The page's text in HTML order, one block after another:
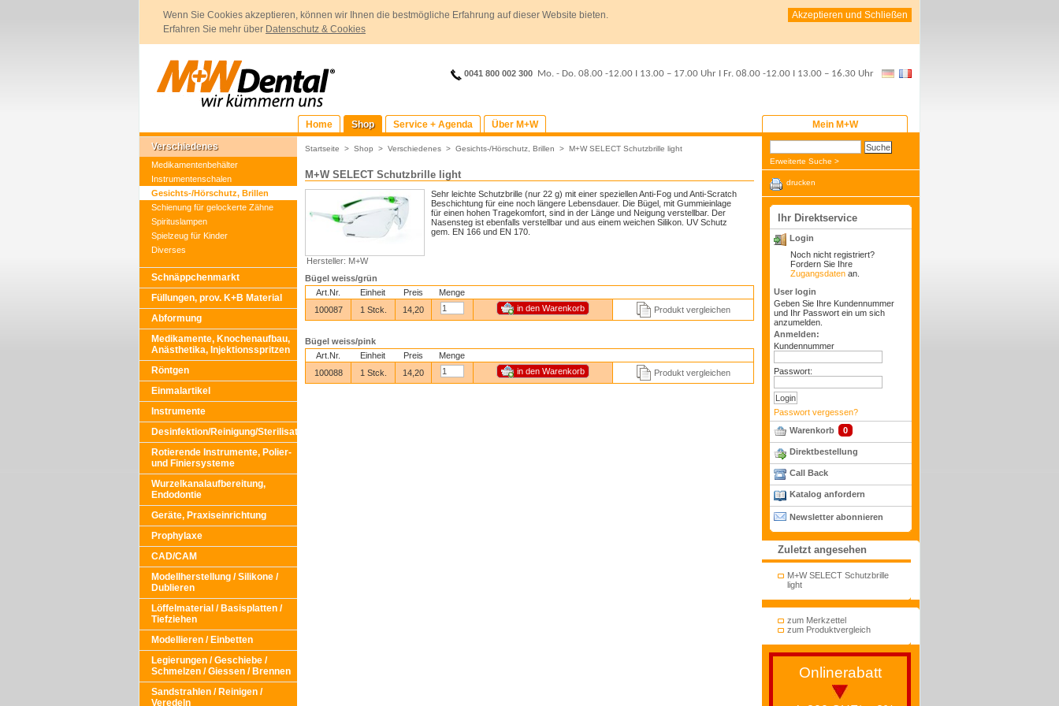
Wenn Sie Cookies akzeptieren, können wir Ihnen die bestmögliche Erfahrung auf dieser Website bieten.
Erfahren Sie mehr über Datenschutz & Cookies
Akzeptieren und Schließen
0041 800 002 300 Mo. - Do. 08.00 -12.00 I 13.00 – 17.00 Uhr I Fr. 08.00 -12.00 I 13.00 – 16.30 Uhr
Home Shop Service + Agenda Über M+W
Mein M+W
Verschiedenes
Medikamentenbehälter
Instrumentenschalen
Gesichts-/Hörschutz, Brillen
Schienung für gelockerte Zähne
Spirituslampen
Spielzeug für Kinder
Diverses
Schnäppchenmarkt
Füllungen, prov. K+B Material
Abformung
Medikamente, Knochenaufbau,
Anästhetika, Injektionsspritzen
Röntgen
Einmalartikel
Instrumente
Desinfektion/Reinigung/Sterilisation
Rotierende Instrumente, Polier-
und Finiersysteme
Wurzelkanalaufbereitung,
Endodontie
Geräte, Praxiseinrichtung
Prophylaxe
CAD/CAM
Modellherstellung / Silikone /
Dublieren
Löffelmaterial / Basisplatten /
Tiefziehen
Modellieren / Einbetten
Legierungen / Geschiebe /
Schmelzen / Giessen / Brennen
Sandstrahlen / Reinigen /
Veredeln
Startseite > Shop > Verschiedenes > Gesichts-/Hörschutz, Brillen > M+W SELECT Schutzbrille light
M+W SELECT Schutzbrille light
Hersteller: M+W
Sehr leichte Schutzbrille (nur 22 g) mit einer speziellen Anti-Fog und Anti-Scratch
Beschichtung für eine noch längere Lebensdauer. Die Bügel, mit Gummieinlage
für einen hohen Tragekomfort, sind in der Länge und Neigung verstellbar. Der
Nasensteg ist ebenfalls verstellbar und aus einem weichen Silikon. UV Schutz
gem. EN 166 und EN 170.
Bügel weiss/grün
Art.Nr.
Einheit Preis
Menge
100087
1 Stck. 14,20 Produkt vergleichen
Bügel weiss/pink
Art.Nr.
Einheit Preis
Menge
100088
1 Stck. 14,20 Produkt vergleichen
Erweiterte Suche >
drucken
Ihr Direktservice
Login
Noch nicht registriert?
Fordern Sie Ihre
Zugangsdaten an.
User login
Geben Sie Ihre Kundennummer
und Ihr Passwort ein um sich
anzumelden.
Anmelden:
Kundennummer
Passwort:
Passwort vergessen?
Warenkorb
0
Direktbestellung
Call Back
Katalog anfordern
Newsletter abonnieren
Zuletzt angesehen
M+W SELECT Schutzbrille
light
zum Merkzettel
zum Produktvergleich
Onlinerabatt